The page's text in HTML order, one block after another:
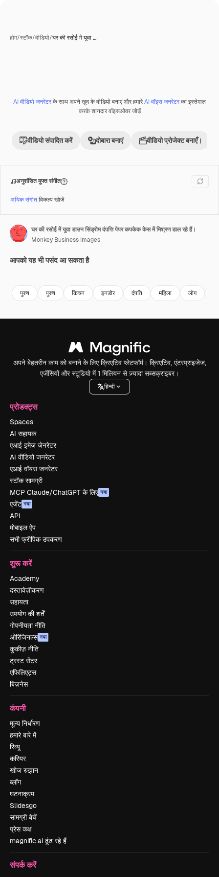
होम/स्टॉक/वीडियो/घर की रसोई में युवा …
Premium
AI वीडियो जनरेटरके साथ अपने खुद के वीडियो बनाएं और हमारेAI वॉइस जनरेटरका इस्तेमाल
करके शानदार वॉइसओवर जोड़ें
वीडियो संपादित करें दोबारा बनाएं वीडियो प्रोजेक्ट बनाएँ।
अनुशंसित मुफ्त संगीत
अधिक संगीतविकल्प खोजें
घर की रसोई में युवा डाउन सिंड्रोम दंपत्ति पेपर कपकेक केस में मिश्रण डाल रहे हैं।
Monkey Business Images
आपको यह भी पसंद आ सकता है
पुरुष पुरुष किचन इनडोर दंपति महिला लोग
अपने बेहतरीन काम को बनाने के लिए क्रिएटिव प्लेटफॉर्म। क्रिएटिव, एंटरप्राइजेज,
एजेंसियों और स्टूडियो में 1 मिलियन से ज़्यादा सब्सक्राइबर।
हिन्दी
प्रोडक्ट्स
Spaces
AI सहायक
एआई इमेज जेनरेटर
AI वीडियो जनरेटर
एआई वॉयस जनरेटर
स्टॉक सामग्री
MCP Claude/ChatGPT के लिए नया
एजेंट नया
API
मोबाइल ऐप
सभी फ्रीपिक उपकरण
शुरू करें
Academy
दस्तावेज़ीकरण
सहायता
उपयोग की शर्तें
गोपनीयता नीति
ओरिजिनल्स नया
कुकीज़ नीति
ट्रस्ट सेंटर
एफिलिएट्स
बिज़नेस
कंपनी
मूल्य निर्धारण
हमारे बारे में
रिव्यू
करियर
खोज रुझान
ब्लॉग
घटनाक्रम
Slidesgo
सामग्री बेचें
प्रेस कक्ष
magnific.ai ढूंढ रहे हैं
संपर्क करें